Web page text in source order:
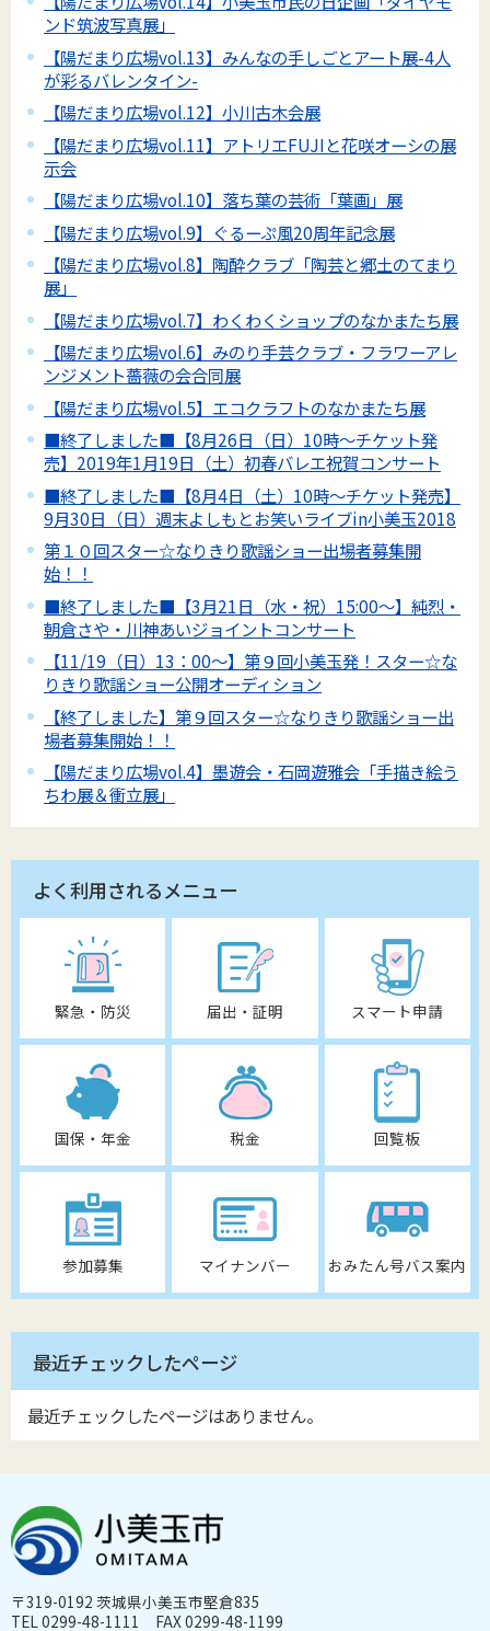
ンド筑波写真展」
【陽だまり広場vol.13】みんなの手しごとアート展-4人
が彩るバレンタイン-
【陽だまり広場vol.12】小川古木会展
【陽だまり広場vol.11】アトリエFUJIと花咲オーシの展
示会
【陽だまり広場vol.10】落ち葉の芸術「葉画」展
【陽だまり広場vol.9】ぐるーぷ風20周年記念展
【陽だまり広場vol.8】陶酔クラブ「陶芸と郷土のてまり
展」
【陽だまり広場vol.7】わくわくショップのなかまたち展
【陽だまり広場vol.6】みのり手芸クラブ・フラワーアレ
ンジメント薔薇の会合同展
【陽だまり広場vol.5】エコクラフトのなかまたち展
■終了しました■【8月26日（日）10時～チケット発
売】2019年1月19日（土）初春バレエ祝賀コンサート
■終了しました■【8月4日（土）10時～チケット発売】
9月30日（日）週末よしもとお笑いライブin小美玉2018
第１０回スター☆なりきり歌謡ショー出場者募集開
始！！
■終了しました■【3月21日（水・祝）15:00～】純烈・
朝倉さや・川神あいジョイントコンサート
【11/19（日）13：00～】第９回小美玉発！スター☆な
りきり歌謡ショー公開オーディション
【終了しました】第９回スター☆なりきり歌謡ショー出
場者募集開始！！
【陽だまり広場vol.4】墨遊会・石岡遊雅会「手描き絵う
ちわ展＆衝立展」
よく利用されるメニュー
緊急・防災 届出・証明 スマート申請
国保・年金 税金 回覧板
参加募集 マイナンバー おみたん号バス案内
最近チェックしたページ
最近チェックしたページはありません。
〒319-0192 茨城県小美玉市堅倉835
TEL 0299-48-1111 FAX 0299-48-1199